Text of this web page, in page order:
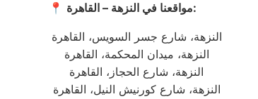
📍
مواقعنا في النزهة – القاهرة:
النزهة، شارع جسر السويس، القاهرة
النزهة، ميدان المحكمة، القاهرة
النزهة، شارع الحجاز، القاهرة
النزهة، شارع كورنيش النيل، القاهرة